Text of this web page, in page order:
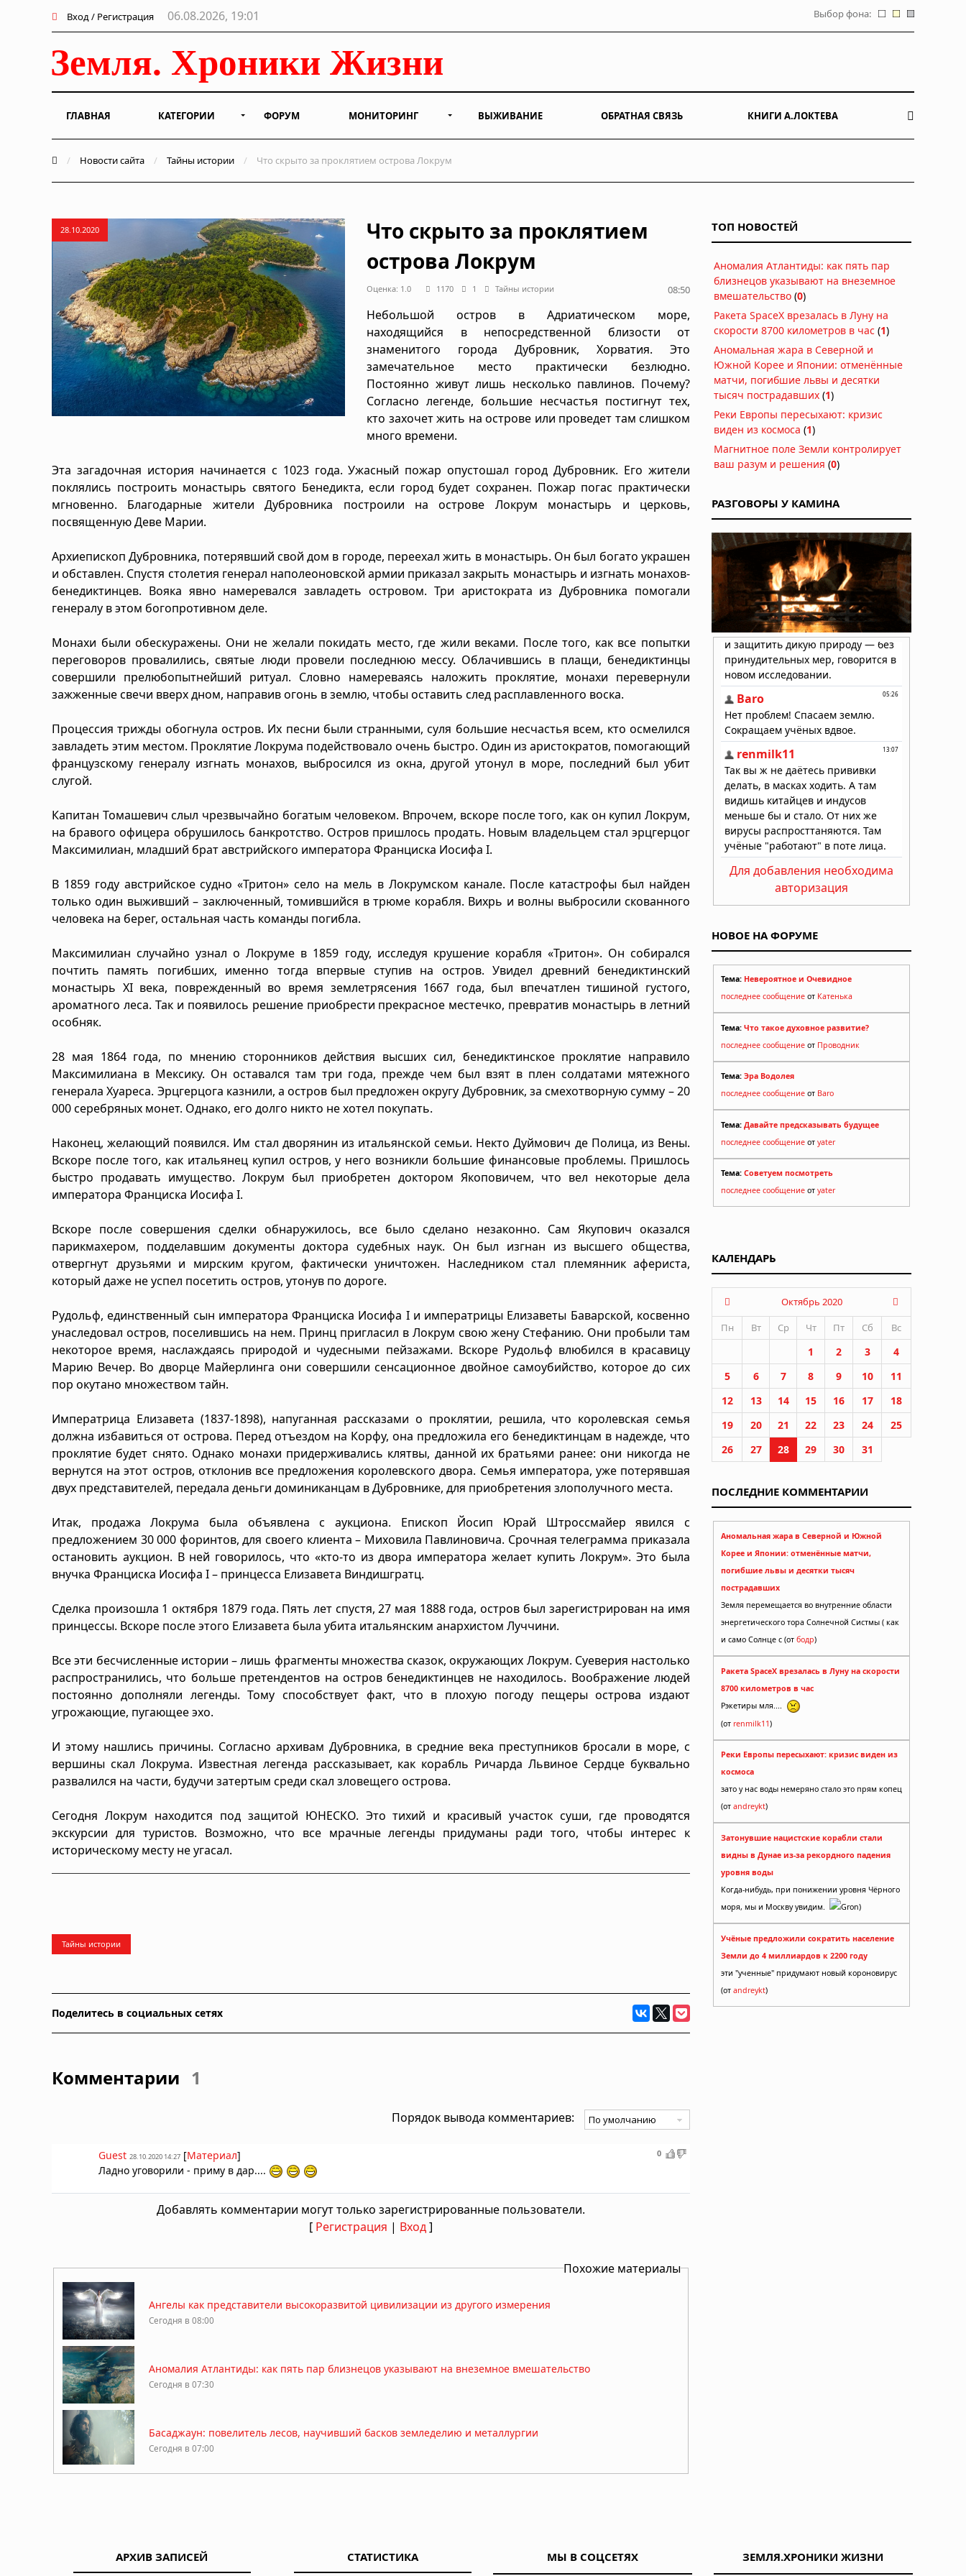
Вход / Регистрация 06.08.2026, 19:01 Выбор фона:
ГЛАВНАЯ КАТЕГОРИИ ФОРУМ МОНИТОРИНГ ВЫЖИВАНИЕ ОБРАТНАЯ СВЯЗЬ КНИГИ А.ЛОКТЕВА
/ Новости сайта / Тайны истории / Что скрыто за проклятием острова Локрум
28.10.2020
Что скрыто за проклятием
острова Локрум
Оценка: 1.0 1170 1 Тайны истории 08:50
Небольшой остров в Адриатическом море,
находящийся в непосредственной близости от
знаменитого города Дубровник, Хорватия. Это
замечательное место практически безлюдно.
Постоянно живут лишь несколько павлинов. Почему?
Согласно легенде, большие несчастья постигнут тех,
кто захочет жить на острове или проведет там слишком
много времени.
Эта загадочная история начинается с 1023 года. Ужасный пожар опустошал город Дубровник. Его жители
поклялись построить монастырь святого Бенедикта, если город будет сохранен. Пожар погас практически
мгновенно. Благодарные жители Дубровника построили на острове Локрум монастырь и церковь,
посвященную Деве Марии.
Архиепископ Дубровника, потерявший свой дом в городе, переехал жить в монастырь. Он был богато украшен
и обставлен. Спустя столетия генерал наполеоновской армии приказал закрыть монастырь и изгнать монахов-
бенедиктинцев. Вояка явно намеревался завладеть островом. Три аристократа из Дубровника помогали
генералу в этом богопротивном деле.
Монахи были обескуражены. Они не желали покидать место, где жили веками. После того, как все попытки
переговоров провалились, святые люди провели последнюю мессу. Облачившись в плащи, бенедиктинцы
совершили прелюбопытнейший ритуал. Словно намереваясь наложить проклятие, монахи перевернули
зажженные свечи вверх дном, направив огонь в землю, чтобы оставить след расплавленного воска.
Процессия трижды обогнула остров. Их песни были странными, суля большие несчастья всем, кто осмелился
завладеть этим местом. Проклятие Локрума подействовало очень быстро. Один из аристократов, помогающий
французскому генералу изгнать монахов, выбросился из окна, другой утонул в море, последний был убит
слугой.
Капитан Томашевич слыл чрезвычайно богатым человеком. Впрочем, вскоре после того, как он купил Локрум,
на бравого офицера обрушилось банкротство. Остров пришлось продать. Новым владельцем стал эрцгерцог
Максимилиан, младший брат австрийского императора Франциска Иосифа I.
В 1859 году австрийское судно «Тритон» село на мель в Локрумском канале. После катастрофы был найден
только один выживший – заключенный, томившийся в трюме корабля. Вихрь и волны выбросили скованного
человека на берег, остальная часть команды погибла.
Максимилиан случайно узнал о Локруме в 1859 году, исследуя крушение корабля «Тритон». Он собирался
почтить память погибших, именно тогда впервые ступив на остров. Увидел древний бенедиктинский
монастырь XI века, поврежденный во время землетрясения 1667 года, был впечатлен тишиной густого,
ароматного леса. Так и появилось решение приобрести прекрасное местечко, превратив монастырь в летний
особняк.
28 мая 1864 года, по мнению сторонников действия высших сил, бенедиктинское проклятие направило
Максимилиана в Мексику. Он оставался там три года, прежде чем был взят в плен солдатами мятежного
генерала Хуареса. Эрцгерцога казнили, а остров был предложен округу Дубровник, за смехотворную сумму – 20
000 серебряных монет. Однако, его долго никто не хотел покупать.
Наконец, желающий появился. Им стал дворянин из итальянской семьи. Некто Дуймович де Полица, из Вены.
Вскоре после того, как итальянец купил остров, у него возникли большие финансовые проблемы. Пришлось
быстро продавать имущество. Локрум был приобретен доктором Якоповичем, что вел некоторые дела
императора Франциска Иосифа I.
Вскоре после совершения сделки обнаружилось, все было сделано незаконно. Сам Якупович оказался
парикмахером, подделавшим документы доктора судебных наук. Он был изгнан из высшего общества,
отвергнут друзьями и мирским кругом, фактически уничтожен. Наследником стал племянник афериста,
который даже не успел посетить остров, утонув по дороге.
Рудольф, единственный сын императора Франциска Иосифа I и императрицы Елизаветы Баварской, косвенно
унаследовал остров, поселившись на нем. Принц пригласил в Локрум свою жену Стефанию. Они пробыли там
некоторое время, наслаждаясь природой и чудесными пейзажами. Вскоре Рудольф влюбился в красавицу
Марию Вечер. Во дворце Майерлинга они совершили сенсационное двойное самоубийство, которое до сих
пор окутано множеством тайн.
Императрица Елизавета (1837-1898), напуганная рассказами о проклятии, решила, что королевская семья
должна избавиться от острова. Перед отъездом на Корфу, она предложила его бенедиктинцам в надежде, что
проклятие будет снято. Однако монахи придерживались клятвы, данной их братьями ранее: они никогда не
вернутся на этот остров, отклонив все предложения королевского двора. Семья императора, уже потерявшая
двух представителей, передала деньги доминиканцам в Дубровнике, для приобретения злополучного места.
Итак, продажа Локрума была объявлена с аукциона. Епископ Йосип Юрай Штроссмайер явился с
предложением 30 000 форинтов, для своего клиента – Миховила Павлиновича. Срочная телеграмма приказала
остановить аукцион. В ней говорилось, что «кто-то из двора императора желает купить Локрум». Это была
внучка Франциска Иосифа I – принцесса Елизавета Виндишгратц.
Сделка произошла 1 октября 1879 года. Пять лет спустя, 27 мая 1888 года, остров был зарегистрирован на имя
принцессы. Вскоре после этого Елизавета была убита итальянским анархистом Луччини.
Все эти бесчисленные истории – лишь фрагменты множества сказок, окружающих Локрум. Суеверия настолько
распространились, что больше претендентов на остров бенедиктинцев не находилось. Воображение людей
постоянно дополняли легенды. Тому способствует факт, что в плохую погоду пещеры острова издают
угрожающие, пугающее эхо.
И этому нашлись причины. Согласно архивам Дубровника, в средние века преступников бросали в море, с
вершины скал Локрума. Известная легенда рассказывает, как корабль Ричарда Львиное Сердце буквально
развалился на части, будучи затертым среди скал зловещего острова.
Сегодня Локрум находится под защитой ЮНЕСКО. Это тихий и красивый участок суши, где проводятся
экскурсии для туристов. Возможно, что все мрачные легенды придуманы ради того, чтобы интерес к
историческому месту не угасал.
Тайны истории
Поделитесь в социальных сетях
Комментарии 1
Порядок вывода комментариев:
0
Guest 28.10.2020 14:27 [Материал]
Ладно уговорили - приму в дар....
Добавлять комментарии могут только зарегистрированные пользователи.
[ Регистрация | Вход]
Похожие материалы
Ангелы как представители высокоразвитой цивилизации из другого измерения
Сегодня в 08:00
Аномалия Атлантиды: как пять пар близнецов указывают на внеземное вмешательство
Сегодня в 07:30
Басаджаун: повелитель лесов, научивший басков земледелию и металлургии
Сегодня в 07:00
Антарктида, инопланетяне и звёздные врата: загадки ледяного континента
ТОП НОВОСТЕЙ
Аномалия Атлантиды: как пять пар
близнецов указывают на внеземное
вмешательство (0)
Ракета SpaceX врезалась в Луну на
скорости 8700 километров в час (1)
Аномальная жара в Северной и
Южной Корее и Японии: отменённые
матчи, погибшие львы и десятки
тысяч пострадавших (1)
Реки Европы пересыхают: кризис
виден из космоса (1)
Магнитное поле Земли контролирует
ваш разум и решения (0)
РАЗГОВОРЫ У КАМИНА
Для добавления необходима
авторизация
НОВОЕ НА ФОРУМЕ
Тема: Невероятное и Очевидное
последнее сообщение от Катенька
Тема: Что такое духовное развитие?
последнее сообщение от Проводник
Тема: Эра Водолея
последнее сообщение от Baro
Тема: Давайте предсказывать будущее
последнее сообщение от yater
Тема: Советуем посмотреть
последнее сообщение от yater
КАЛЕНДАРЬ
Октябрь 2020
Пн
Вт Ср Чт Пт Сб Вс
1 2 3
4
5
6 7 8 9 10
11
12
13 14 15 16 17
18
19
20 21 22 23 24
25
26
27 28 29 30 31
ПОСЛЕДНИЕ КОММЕНТАРИИ
Аномальная жара в Северной и Южной
Корее и Японии: отменённые матчи,
погибшие львы и десятки тысяч
пострадавших
Земля перемещается во внутренние области
энергетического тора Солнечной Систмы ( как
и само Солнце с (от бодр)
Ракета SpaceX врезалась в Луну на скорости
8700 километров в час
Рэкетиры мля....
(от renmilk11)
Реки Европы пересыхают: кризис виден из
космоса
зато у нас воды немеряно стало это прям копец
(от andreykt)
Затонувшие нацистские корабли стали
видны в Дунае из-за рекордного падения
уровня воды
Когда-нибудь, при понижении уровня Чёрного
моря, мы и Москву увидим.
Gron)
Учёные предложили сократить население
Земли до 4 миллиардов к 2200 году
эти "ученные" придумают новый короновирус
(от andreykt)
АРХИВ ЗАПИСЕЙ СТАТИСТИКА МЫ В СОЦСЕТЯХ ЗЕМЛЯ.ХРОНИКИ ЖИЗНИ